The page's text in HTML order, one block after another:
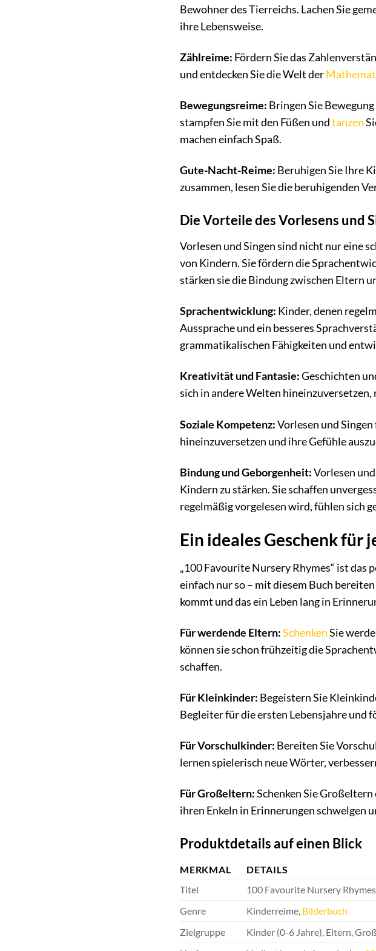
Bewohner des Tierreichs. Lachen Sie
ihre Lebensweise.
Zählreime: Fördern Sie das
und entdecken Sie die Welt der
Bewegungsreime: Bringen Sie
stampfen Sie mit den Füßen undtanzen
machen einfach Spaß.
Gute-Nacht-Reime: Beruhigen Sie Ihre
zusammen, lesen Sie die beruhigenden
Die Vorteile des Vorlesens und
Vorlesen und Singen sind nicht nur eine
von Kindern. Sie fördern die
stärken sie die Bindung zwischen Eltern
Sprachentwicklung: Kinder, denen
Aussprache und ein besseres
grammatikalischen Fähigkeiten und
Kreativität und Fantasie:Geschichten
sich in andere Welten hineinzuversetzen,
Soziale Kompetenz:Vorlesen und
hineinzuversetzen und ihre Gefühle
Bindung und Geborgenheit:Vorlesen
Kindern zu stärken. Sie schaffen
regelmäßig vorgelesen wird, fühlen sich
Ein ideales Geschenk für
„100 Favourite Nursery Rhymes“ ist das
einfach nur so – mit diesem Buch
kommt und das ein Leben lang in
Für werdende Eltern:SchenkenSie
können sie schon frühzeitig die
schaffen.
Für Kleinkinder: Begeistern Sie
Begleiter für die ersten Lebensjahre und
Für Vorschulkinder: Bereiten Sie
lernen spielerisch neue Wörter,
Für Großeltern:Schenken Sie
ihren Enkeln in Erinnerungen schwelgen
Produktdetails auf einen Blick
MERKMAL
DETAILS
Titel
100 Favourite Nursery Rhymes
Genre
Kinderreime, Bilderbuch
Zielgruppe
Kinder (0-6 Jahre), Eltern,